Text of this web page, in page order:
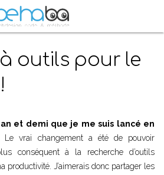
outils pour le
et demi que je me suis lancé en
Le vrai changement a été de pouvoir
conséquent à la recherche d’outils
productivité. J’aimerais donc partager les